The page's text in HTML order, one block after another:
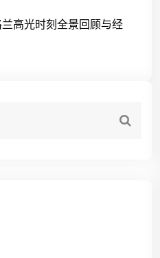
高光时刻全景回顾与经